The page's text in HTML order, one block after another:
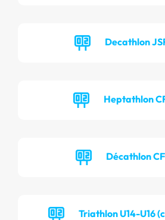
Decathlon
Heptathlon
Décathlon
Triathlon U14-U16